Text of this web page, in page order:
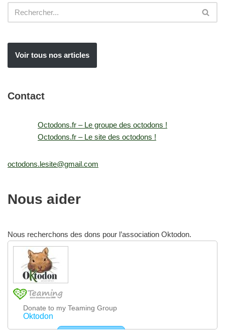
Voir tous nos articles
Contact
Octodons.fr – Le groupe des octodons !
Octodons.fr – Le site des octodons !
octodons.lesite@gmail.com
Nous aider
Nous recherchons des dons pour l’association Oktodon.